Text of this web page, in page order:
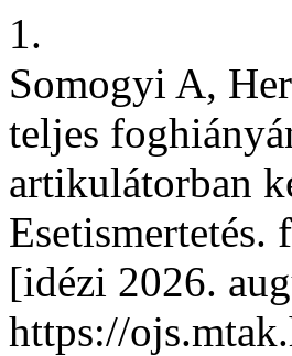
1.
Somogyi A,
teljes
artikulátorban
[idézi 2026.
https://